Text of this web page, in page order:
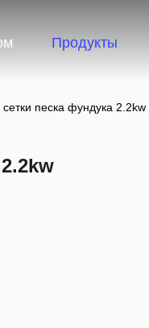
Продукты
песка фундука